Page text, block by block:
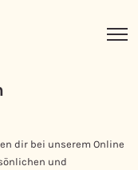
dir bei unserem Online
und